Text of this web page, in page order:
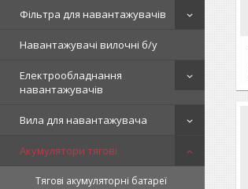
Фільтра для навантажувачів
Навантажувачі вилочні б/у
Електрообладнання
навантажувачів
Вила для навантажувача
Акумулятори тягові
Тягові акумуляторні батареї